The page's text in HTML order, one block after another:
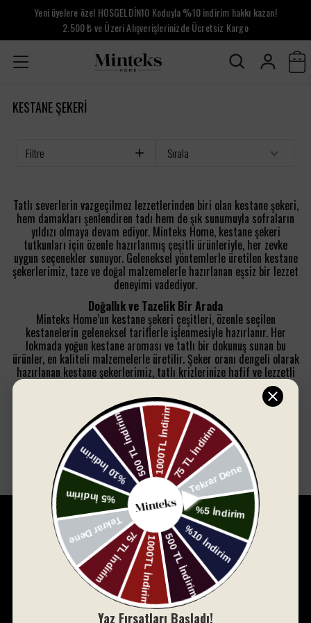
Yeni üyelere özel HOSGELDİN10 Koduyla %10 indirim hakkı kazan!
2.500 ₺ ve Üzeri Alışverişlerinizde Ücretsiz Kargo
KESTANE ŞEKERİ
Filtre Sırala
Tatlı severlerin vazgeçilmez lezzetlerinden biri olan kestane şekeri,
hem damakları şenlendiren tadı hem de şık sunumuyla sofraların
yıldızı olmaya devam ediyor. Minteks Home, kestane şekeri
tutkunları için özenle hazırlanmış çeşitli ürünleriyle, her zevke
uygun seçenekler sunuyor. Geleneksel yöntemlerle üretilen kestane
şekerlerimiz, taze ve doğal malzemelerle hazırlanan eşsiz bir lezzet
deneyimi vadediyor.
Doğallık ve Tazelik Bir Arada
Minteks Home’un kestane şekeri çeşitleri, özenle seçilen
kestanelerin geleneksel tariflerle işlenmesiyle hazırlanır. Her
lokmada yoğun kestane aroması ve tatlı bir dokunuş sunan bu
ürünler, en kaliteli malzemelerle üretilir. Şeker oranı dengeli olarak
hazırlanan kestane şekerlerimiz, tatlı krizlerinize hafif ve lezzetli
Her Zevke Uygun Çeşitler
Kestane şekerimiz sade, çikolata kaplamalı ya da farklı aromalarla
zenginleştirilmiş seçenekler sunar. Klasik kestane şekeri
sevenlerden ye
Devamını Göster
Minteks Home, 1994 yılında küçük bir dükkânda başlayan
yolculuğunu, bugün 30.000 metrekare açık ve 8.500 metrekare
kapalı alanda, dünya çapında tanınan bir marka olarak sürdürüyor.
Bursa merkezli bu marka, yenilikçi misyonuyla ev tekstili
sektöründe fark yaratmayı hedeflemektedir.
Yaz Fırsatları Başladı!